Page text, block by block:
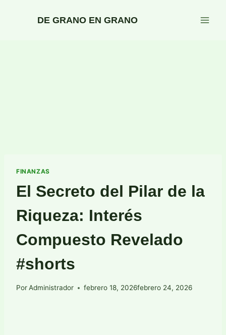
DE GRANO EN GRANO
FINANZAS
El Secreto del Pilar de la
Riqueza: Interés
Compuesto Revelado
#shorts
PorAdministrador febrero 18, 2026febrero 24, 2026